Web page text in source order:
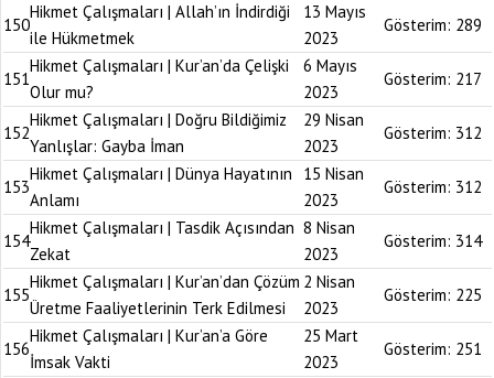
150
Hikmet Çalışmaları | Allah’ın İndirdiği
ile Hükmetmek
13 Mayıs
2023
Gösterim: 289
151
Hikmet Çalışmaları | Kur’an’da Çelişki
Olur mu?
6 Mayıs
2023
Gösterim: 217
152
Hikmet Çalışmaları | Doğru Bildiğimiz
Yanlışlar: Gayba İman
29 Nisan
2023
Gösterim: 312
153
Hikmet Çalışmaları | Dünya Hayatının
Anlamı
15 Nisan
2023
Gösterim: 312
154
Hikmet Çalışmaları | Tasdik Açısından
Zekat
8 Nisan
2023
Gösterim: 314
155
Hikmet Çalışmaları | Kur’an’dan Çözüm
Üretme Faaliyetlerinin Terk Edilmesi
2 Nisan
2023
Gösterim: 225
156
Hikmet Çalışmaları | Kur’an’a Göre
İmsak Vakti
25 Mart
2023
Gösterim: 251